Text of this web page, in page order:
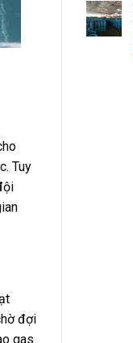
Tuy
đợi
gas